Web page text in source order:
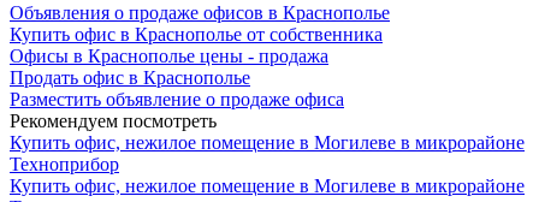
Объявления о продаже офисов в Краснополье
Купить офис в Краснополье от собственника
Офисы в Краснополье цены - продажа
Продать офис в Краснополье
Разместить объявление о продаже офиса
Рекомендуем посмотреть
Купить офис, нежилое помещение в Могилеве в микрорайоне
Техноприбор
Купить офис, нежилое помещение в Могилеве в микрорайоне